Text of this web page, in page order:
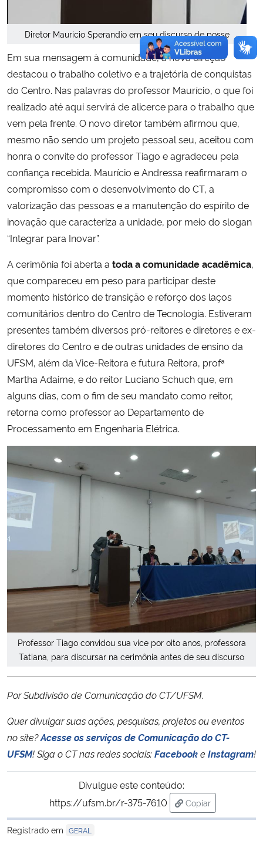
Diretor Mauricio Sperandio em seu discurso de posse
Em sua mensagem à comunidade, a nova direção
destacou o trabalho coletivo e a trajetória de conquistas
do Centro. Nas palavras do professor Maurício, o que foi
realizado até aqui servirá de alicerce para o trabalho que
vem pela frente. O novo diretor também afirmou que,
mesmo não sendo um projeto pessoal seu, aceitou com
honra o convite do professor Tiago e agradeceu pela
confiança recebida. Maurício e Andressa reafirmaram o
compromisso com o desenvolvimento do CT, a
valorização das pessoas e a manutenção do espírito de
inovação que caracteriza a unidade, por meio do slogan
“Integrar para Inovar”.
A cerimônia foi aberta a toda a comunidade acadêmica,
que compareceu em peso para participar deste
momento histórico de transição e reforço dos laços
comunitários dentro do Centro de Tecnologia. Estiveram
presentes também diversos pró-reitores e diretores e ex-
diretores do Centro e de outras unidades de ensino da
UFSM, além da Vice-Reitora e futura Reitora, profª
Martha Adaime, e do reitor Luciano Schuch que, em
alguns dias, com o fim de seu mandato como reitor,
retorna como professor ao Departamento de
Processamento em Engenharia Elétrica.
Professor Tiago convidou sua vice por oito anos, professora
Tatiana, para discursar na cerimônia antes de seu discurso
Por Subdivisão de Comunicação do CT/UFSM.
Quer divulgar suas ações, pesquisas, projetos ou eventos
no site?Acesse os serviços de Comunicação do CT-
UFSM!Siga o CT nas redes sociais:Facebooke Instagram!
Divulgue este conteúdo:
https://ufsm.br/r-375-7610
Copiar
para área de
Registrado em GERAL